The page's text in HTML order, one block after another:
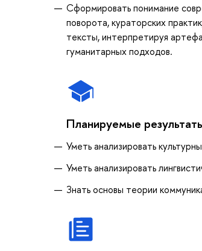
Сформировать понимание
поворота, кураторских
тексты, интерпретируя
гуманитарных подходов.
Планируемые
Уметь анализировать
Уметь анализировать
Знать основы теории